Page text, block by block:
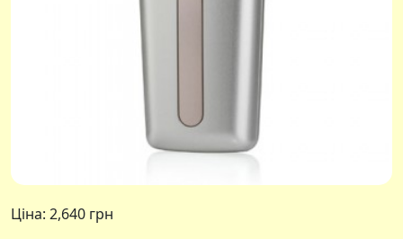
Ціна: 2,640 грн